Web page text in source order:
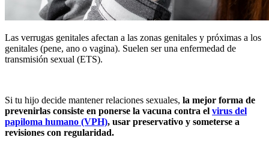
Las verrugas genitales afectan a las zonas genitales y próximas a los
genitales (pene, ano o vagina). Suelen ser una enfermedad de
transmisión sexual (ETS).
Si tu hijo decide mantener relaciones sexuales, la mejor forma de
prevenirlas consiste en ponerse la vacuna contra el virus del
papiloma humano (VPH), usar preservativo y someterse a
revisiones con regularidad.